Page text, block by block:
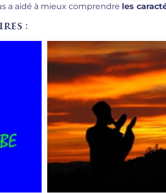
a aidé à mieux comprendre les
: